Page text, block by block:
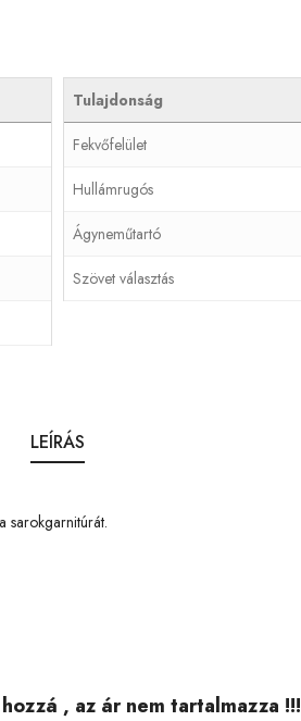
Tulajdonság
Fekvőfelület
Hullámrugós
Ágyneműtartó
Szövet választás
LEÍRÁS
sarokgarnitúrát.
, az ár nem tartalmazza